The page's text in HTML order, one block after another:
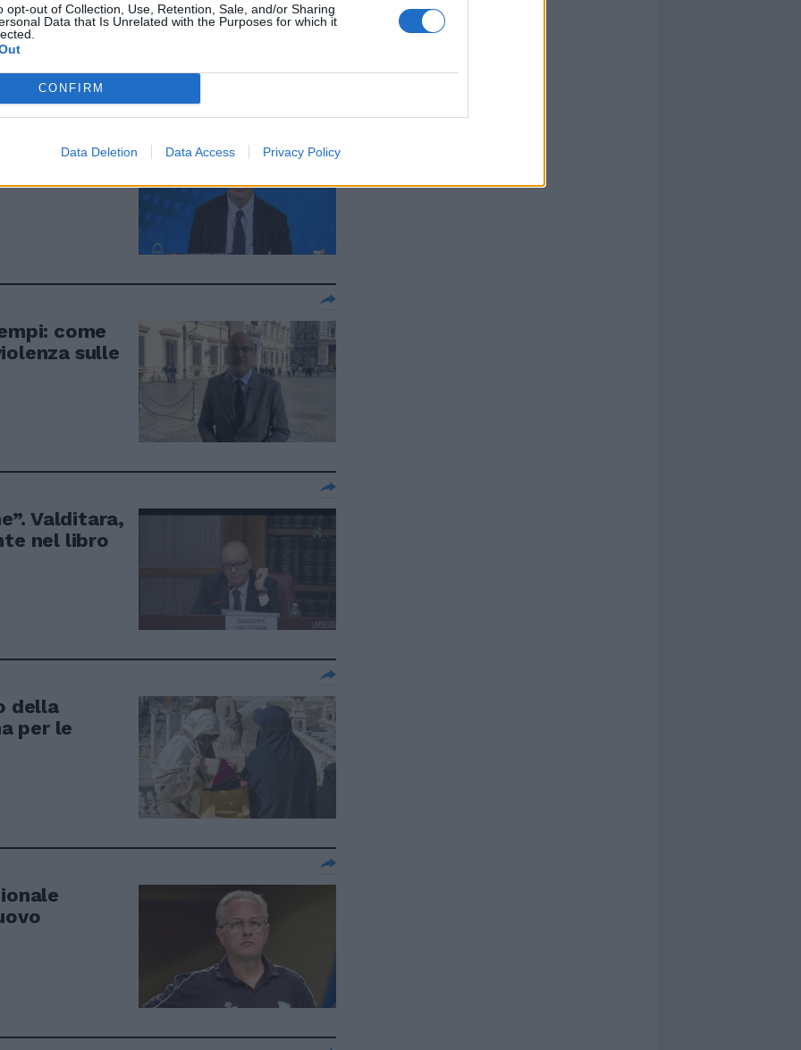
opt-out of Collection, Use, Retention, Sale, and/or Sharing
Data that Is Unrelated with the Purposes for which it
CONFIRM
Data Deletion Data Access Privacy Policy
accuse
querele
come
sulle
Valditara,
nel libro
della
per le